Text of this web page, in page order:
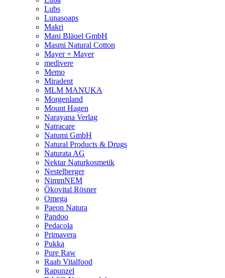
Lubs
Lunasoaps
Makri
Mani Bläuel GmbH
Masmi Natural Cotton
Mayer + Mayer
medivere
Memo
Miradent
MLM MANUKA
Morgenland
Mount Hagen
Narayana Verlag
Natracare
Natumi GmbH
Natural Products & Drugs
Naturata AG
Nektar Naturkosmetik
Nestelberger
NimmNEM
Ökovital Rösner
Omega
Paeon Natura
Pandoo
Pedacola
Primavera
Pukka
Pure Raw
Raab Vitalfood
Rapunzel